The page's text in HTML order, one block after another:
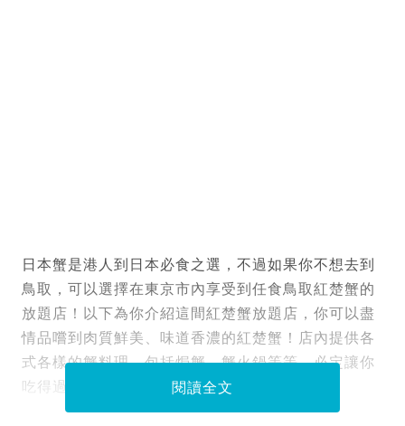
日本蟹是港人到日本必食之選，不過如果你不想去到
鳥取，可以選擇在東京市內享受到任食鳥取紅楚蟹的
放題店！以下為你介紹這間紅楚蟹放題店，你可以盡
情品嚐到肉質鮮美、味道香濃的紅楚蟹！店內提供各
式各樣的蟹料理，包括焗蟹、蟹火鍋等等，必定讓你
吃得過癮！
閱讀全文